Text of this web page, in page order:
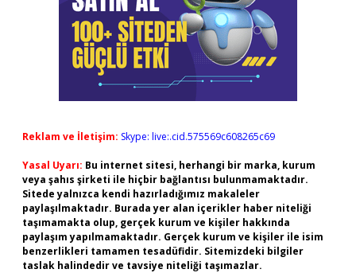
Reklam ve İletişim: Skype: live:.cid.575569c608265c69
Yasal Uyarı: Bu internet sitesi, herhangi bir marka, kurum
veya şahıs şirketi ile hiçbir bağlantısı bulunmamaktadır.
Sitede yalnızca kendi hazırladığımız makaleler
paylaşılmaktadır. Burada yer alan içerikler haber niteliği
taşımamakta olup, gerçek kurum ve kişiler hakkında
paylaşım yapılmamaktadır. Gerçek kurum ve kişiler ile isim
benzerlikleri tamamen tesadüfidir. Sitemizdeki bilgiler
taslak halindedir ve tavsiye niteliği taşımazlar.